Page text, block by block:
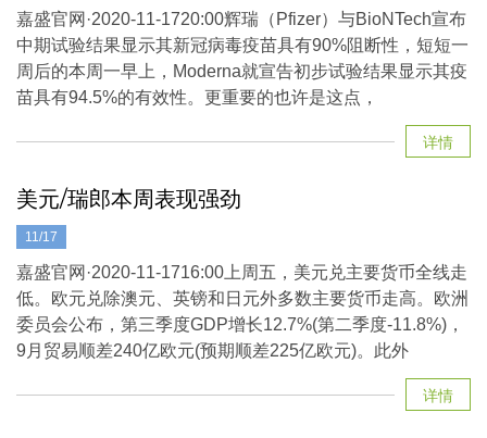
嘉盛官网·2020-11-1720:00辉瑞（Pfizer）与BioNTech宣布
中期试验结果显示其新冠病毒疫苗具有90%阻断性，短短一
周后的本周一早上，Moderna就宣告初步试验结果显示其疫
苗具有94.5%的有效性。更重要的也许是这点，
详情
11/17
美元/瑞郎本周表现强劲
嘉盛官网·2020-11-1716:00上周五，美元兑主要货币全线走
低。欧元兑除澳元、英镑和日元外多数主要货币走高。欧洲
委员会公布，第三季度GDP增长12.7%(第二季度-11.8%)，
9月贸易顺差240亿欧元(预期顺差225亿欧元)。此外
详情